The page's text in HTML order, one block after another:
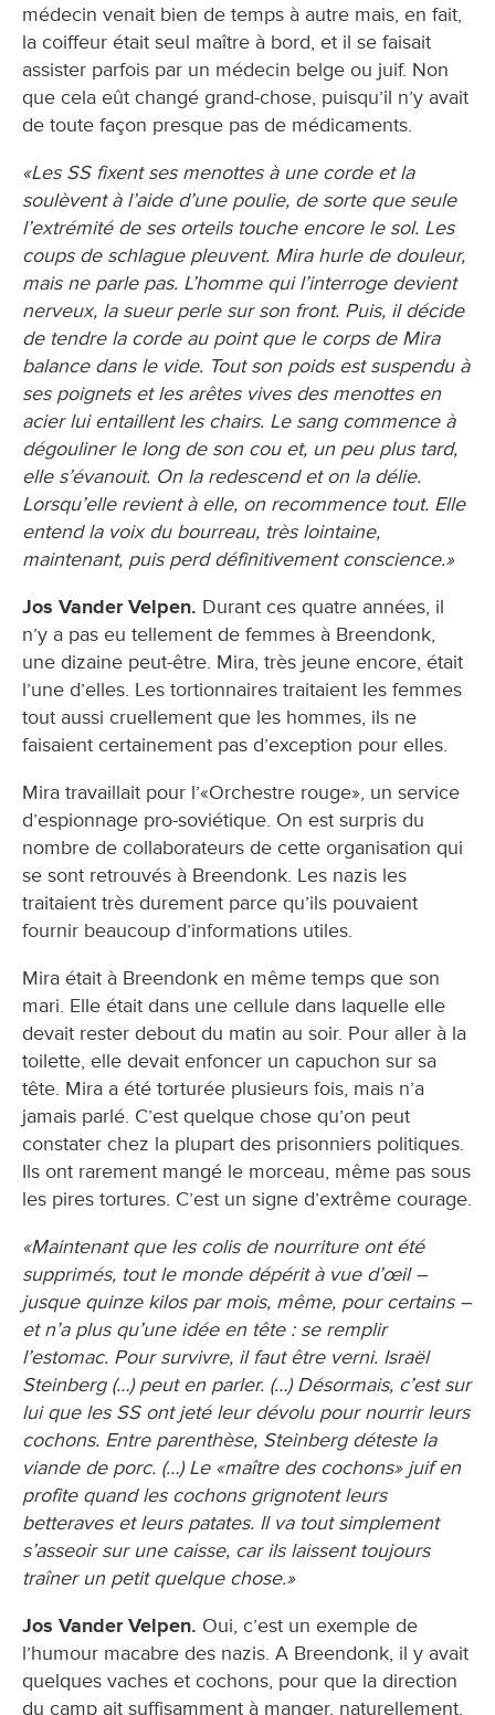
médecin venait bien de temps à autre mais, en fait,
la coiffeur était seul maître à bord, et il se faisait
assister parfois par un médecin belge ou juif. Non
que cela eût changé grand-chose, puisqu’il n’y avait
de toute façon presque pas de médicaments.
«Les SS fixent ses menottes à une corde et la
soulèvent à l’aide d’une poulie, de sorte que seule
l’extrémité de ses orteils touche encore le sol. Les
coups de schlague pleuvent. Mira hurle de douleur,
mais ne parle pas. L’homme qui l’interroge devient
nerveux, la sueur perle sur son front. Puis, il décide
de tendre la corde au point que le corps de Mira
balance dans le vide. Tout son poids est suspendu à
ses poignets et les arêtes vives des menottes en
acier lui entaillent les chairs. Le sang commence à
dégouliner le long de son cou et, un peu plus tard,
elle s’évanouit. On la redescend et on la délie.
Lorsqu’elle revient à elle, on recommence tout. Elle
entend la voix du bourreau, très lointaine,
maintenant, puis perd définitivement conscience.»
Jos Vander Velpen. Durant ces quatre années, il
n’y a pas eu tellement de femmes à Breendonk,
une dizaine peut-être. Mira, très jeune encore, était
l’une d’elles. Les tortionnaires traitaient les femmes
tout aussi cruellement que les hommes, ils ne
faisaient certainement pas d’exception pour elles.
Mira travaillait pour l’«Orchestre rouge», un service
d’espionnage pro-soviétique. On est surpris du
nombre de collaborateurs de cette organisation qui
se sont retrouvés à Breendonk. Les nazis les
traitaient très durement parce qu’ils pouvaient
fournir beaucoup d’informations utiles.
Mira était à Breendonk en même temps que son
mari. Elle était dans une cellule dans laquelle elle
devait rester debout du matin au soir. Pour aller à la
toilette, elle devait enfoncer un capuchon sur sa
tête. Mira a été torturée plusieurs fois, mais n’a
jamais parlé. C’est quelque chose qu’on peut
constater chez la plupart des prisonniers politiques.
Ils ont rarement mangé le morceau, même pas sous
les pires tortures. C’est un signe d’extrême courage.
«Maintenant que les colis de nourriture ont été
supprimés, tout le monde dépérit à vue d’œil –
jusque quinze kilos par mois, même, pour certains –
et n’a plus qu’une idée en tête : se remplir
l’estomac. Pour survivre, il faut être verni. Israël
Steinberg (…) peut en parler. (…) Désormais, c’est sur
lui que les SS ont jeté leur dévolu pour nourrir leurs
cochons. Entre parenthèse, Steinberg déteste la
viande de porc. (…) Le «maître des cochons» juif en
profite quand les cochons grignotent leurs
betteraves et leurs patates. Il va tout simplement
s’asseoir sur une caisse, car ils laissent toujours
traîner un petit quelque chose.»
Jos Vander Velpen. Oui, c’est un exemple de
l’humour macabre des nazis. A Breendonk, il y avait
quelques vaches et cochons, pour que la direction
du camp ait suffisamment à manger, naturellement.